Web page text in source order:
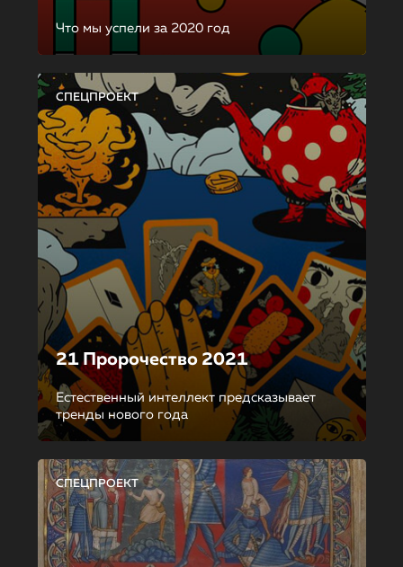
Что мы успели за 2020 год
СПЕЦПРОЕКТ
21 Пророчество 2021
Естественный интеллект предсказывает
тренды нового года
СПЕЦПРОЕКТ